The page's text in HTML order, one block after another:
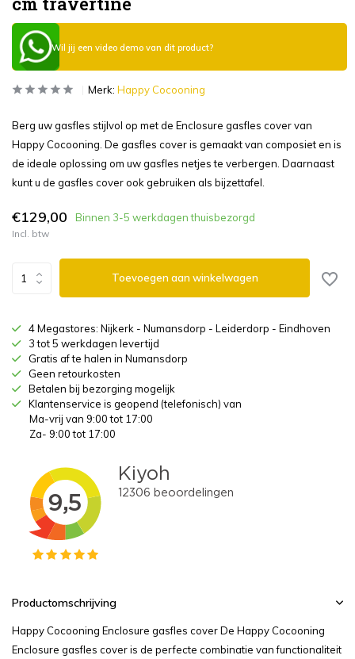
Wil jij een video demo van dit product?
Merk: Happy Cocooning
Berg uw gasfles stijlvol op met de Enclosure gasfles cover van
Happy Cocooning. De gasfles cover is gemaakt van composiet en is
de ideale oplossing om uw gasfles netjes te verbergen. Daarnaast
kunt u de gasfles cover ook gebruiken als bijzettafel.
€129,00 Binnen 3-5 werkdagen thuisbezorgd
Incl. btw
Toevoegen aan winkelwagen
4 Megastores: Nijkerk - Numansdorp - Leiderdorp - Eindhoven
3 tot 5 werkdagen levertijd
Gratis af te halen in Numansdorp
Geen retourkosten
Betalen bij bezorging mogelijk
Klantenservice is geopend (telefonisch) van
Ma-vrij van 9:00 tot 17:00
Za- 9:00 tot 17:00
Productomschrijving
Happy Cocooning Enclosure gasfles cover De Happy Cocooning
Enclosure gasfles cover is de perfecte combinatie van functionaliteit